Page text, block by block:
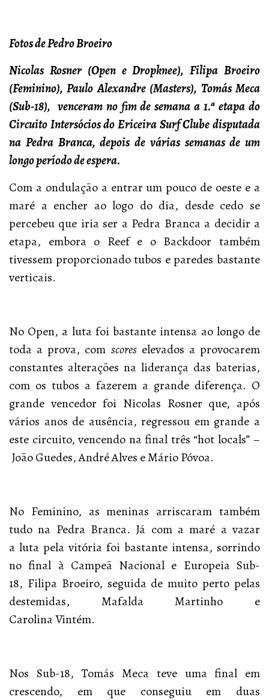
Fotos de Pedro Broeiro
Nicolas Rosner (Open e Dropknee), Filipa Broeiro
(Feminino), Paulo Alexandre (Masters), Tomás Meca
(Sub-18), venceram no fim de semana a 1.ª etapa do
Circuito Intersócios do Ericeira Surf Clube disputada
na Pedra Branca, depois de várias semanas de um
longo período de espera.
Com a ondulação a entrar um pouco de oeste e a
maré a encher ao logo do dia, desde cedo se
percebeu que iria ser a Pedra Branca a decidir a
etapa, embora o Reef e o Backdoor também
tivessem proporcionado tubos e paredes bastante
verticais.
No Open, a luta foi bastante intensa ao longo de
toda a prova, com scoreselevados a provocarem
constantes alterações na liderança das baterias,
com os tubos a fazerem a grande diferença. O
grande vencedor foi Nicolas Rosner que, após
vários anos de ausência, regressou em grande a
este circuito, vencendo na final três “hot locals” –
João Guedes, André Alves e Mário Póvoa.
No Feminino, as meninas arriscaram também
tudo na Pedra Branca. Já com a maré a vazar
a luta pela vitória foi bastante intensa, sorrindo
no final à Campeã Nacional e Europeia Sub-
18, Filipa Broeiro, seguida de muito perto pelas
destemidas, Mafalda Martinho e
Carolina Vintém.
Nos Sub-18, Tomás Meca teve uma final em
crescendo, em que conseguiu em duas